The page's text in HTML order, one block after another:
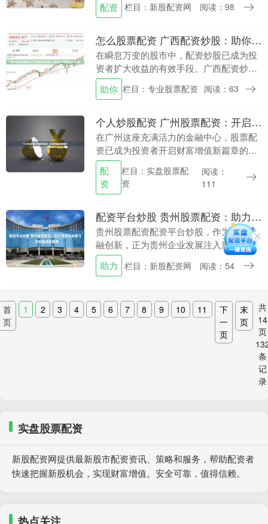
台实盘股票配资，如何选择一个安全、正
配资 栏目：新股配资网 阅读：98
怎么股票配资 广西配资炒股：助你股市扬帆起航
在瞬息万变的股市中，配资炒股已成为投
资者扩大收益的有效手段。广西配资炒股
平台凭借其专业性、安全性，为投资者提
供助力，助其在股海中扬帆起航。 1. 杠杆
助你 栏目：专业股票配资 阅读：63
个人炒股配资 广州股票配资：开启财富增值新篇章
在广州这座充满活力的金融中心，股票配
资已成为投资者开启财富增值新篇章的利
器。股票配资是指投资者利用券商提供的
杠杆资金，放大投资本金，从而获得更高
的收益。 * *....
配
资
栏目：实盘股票配
资
阅读：
111
配资平台炒股 贵州股票配资：助力贵州企业腾飞，共创投资新格局
贵州股票配资配资平台炒股，作为一种金
融创新，正为贵州企业发展注入新的活
力。通过配资，企业可以放大资金杠杆，
扩大投资规模，加速发展步伐。 * **放大
助力 栏目：新股配资网 阅读：54
首
页
1 2 3 4 5 6 7 8 9 10 11
下
一
页
末
页
共
14
页
条
记
录
实盘股票配资
新股配资网提供最新股市配资资讯、策略和服务，帮助配资者
快速把握新股机会，实现财富增值。安全可靠，值得信赖。